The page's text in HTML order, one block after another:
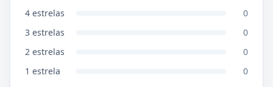
4 estrelas
0
3 estrelas
0
2 estrelas
0
1 estrela 0